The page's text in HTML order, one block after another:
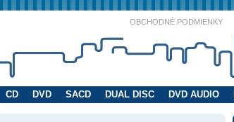
OBCHODNÉ PODMIENKY
CD DVD SACD DUAL DISC DVD AUDIO